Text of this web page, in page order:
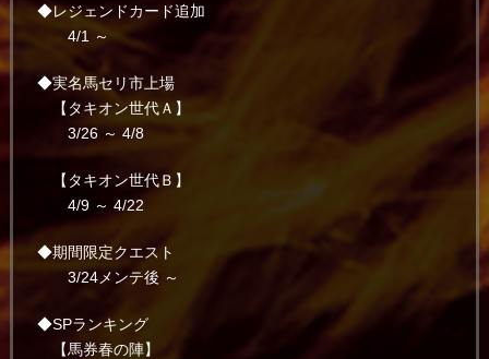
◆レジェンドカード追加
4/1 ～
◆実名馬セリ市上場
【タキオン世代Ａ】
3/26 ～ 4/8
【タキオン世代Ｂ】
4/9 ～ 4/22
◆期間限定クエスト
3/24メンテ後 ～
◆SPランキング
【馬券春の陣】